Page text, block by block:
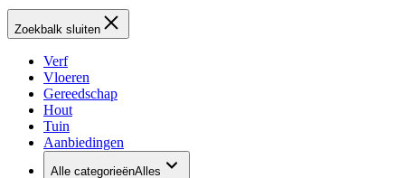
Zoekbalk sluiten
Verf
Vloeren
Gereedschap
Hout
Tuin
Aanbiedingen
Alle categorieënAlles